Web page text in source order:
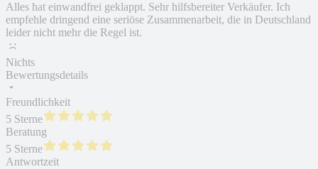
Alles hat einwandfrei geklappt. Sehr hilfsbereiter Verkäufer. Ich
empfehle dringend eine seriöse Zusammenarbeit, die in Deutschland
leider nicht mehr die Regel ist.
Nichts
Bewertungsdetails
Freundlichkeit
5 Sterne
Beratung
5 Sterne
Antwortzeit